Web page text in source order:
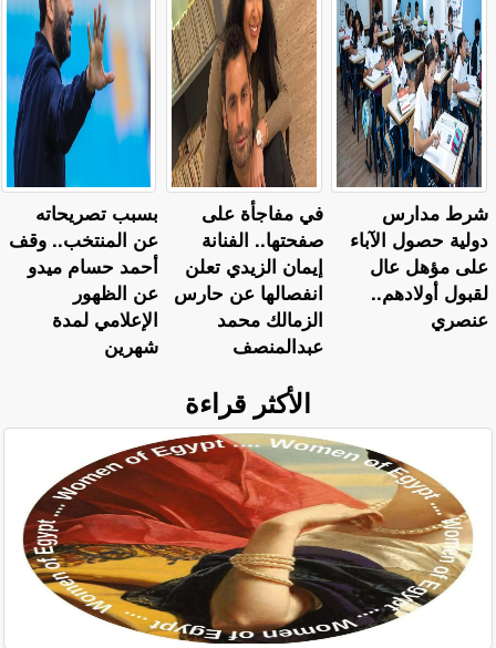
بسبب تصريحاته
عن المنتخب.. وقف
أحمد حسام ميدو
عن الظهور
الإعلامي لمدة
شهرين
في مفاجأة على
صفحتها.. الفنانة
إيمان الزيدي تعلن
انفصالها عن حارس
الزمالك محمد
عبدالمنصف
شرط مدارس
دولية حصول الآباء
على مؤهل عال
لقبول أولادهم..
عنصري
الأكثر قراءة